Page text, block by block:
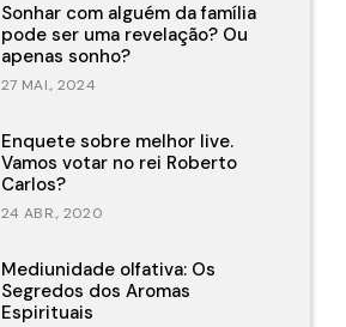
Sonhar com alguém da família
pode ser uma revelação? Ou
apenas sonho?
27 MAI., 2024
Enquete sobre melhor live.
Vamos votar no rei Roberto
Carlos?
24 ABR., 2020
Mediunidade olfativa: Os
Segredos dos Aromas
Espirituais